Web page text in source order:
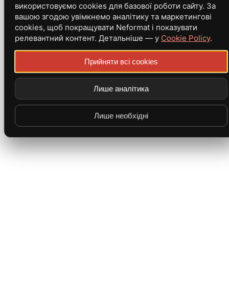
використовуємо cookies для базової роботи сайту. За
вашою згодою увімкнемо аналітику та маркетингові
cookies, щоб покращувати Neformat і показувати
релевантний контент. Детальніше — у Cookie Policy.
Прийняти всі cookies
Лише аналітика
Лише необхідні